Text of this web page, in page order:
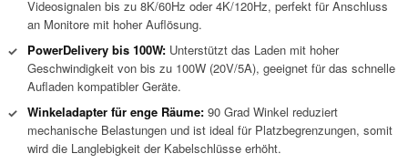
Videosignalen bis zu 8K/60Hz oder 4K/120Hz, perfekt für Anschluss
an Monitore mit hoher Auflösung.
✓
PowerDelivery bis 100W: Unterstützt das Laden mit hoher
Geschwindigkeit von bis zu 100W (20V/5A), geeignet für das schnelle
Aufladen kompatibler Geräte.
✓ Winkeladapter für enge Räume: 90 Grad Winkel reduziert
mechanische Belastungen und ist ideal für Platzbegrenzungen, somit
wird die Langlebigkeit der Kabelschlüsse erhöht.